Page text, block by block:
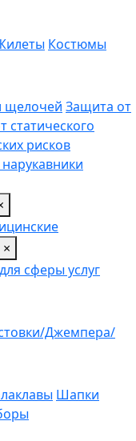
Костюмы
щелочей Защита от
статического
рисков
×
сферы услуг
Джемпера/
Шапки